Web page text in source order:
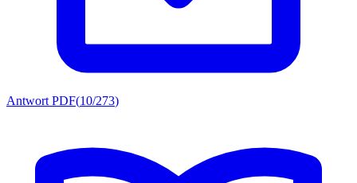
Antwort PDF(10/273)